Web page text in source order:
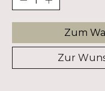
Zum
Zur